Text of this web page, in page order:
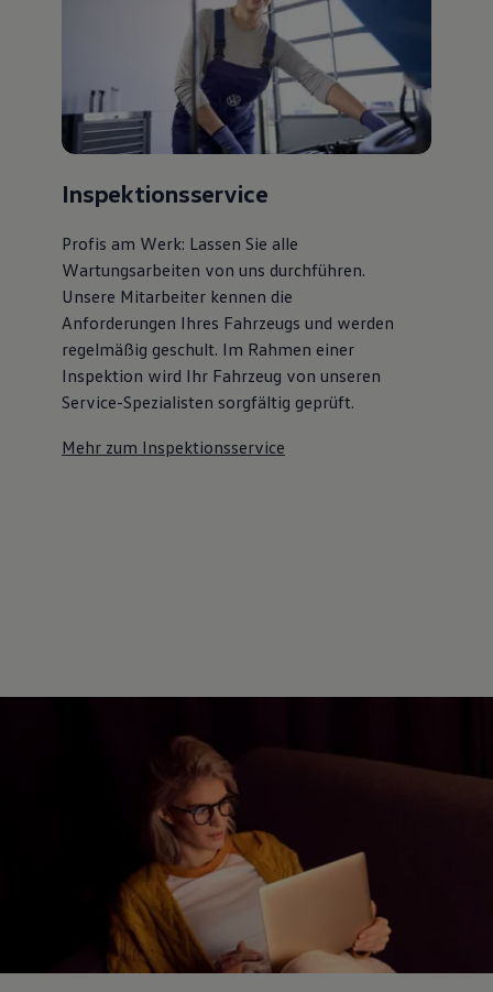
75 Jahre Bulli Jubiläum
Bulli Magazin
Fahrzeugabholung ab Werk
Inspektionsservice
Profis am Werk: Lassen Sie alle
Wartungsarbeiten von uns durchführen.
Unsere Mitarbeiter kennen die
Anforderungen Ihres Fahrzeugs und werden
regelmäßig geschult. Im Rahmen einer
Inspektion wird Ihr Fahrzeug von unseren
Service-Spezialisten sorgfältig geprüft.
Mehr zum Inspektionsservice